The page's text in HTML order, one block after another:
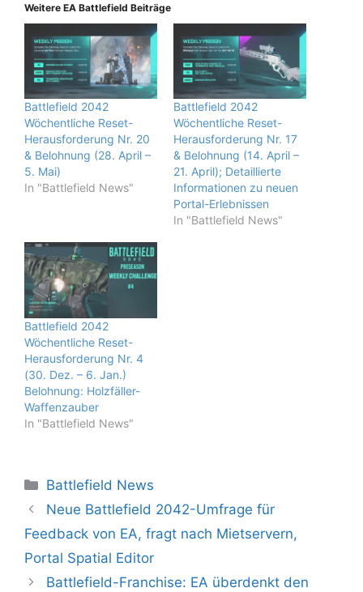
Weitere EA Battlefield Beiträge
Battlefield 2042
Wöchentliche Reset-
Herausforderung Nr. 20
& Belohnung (28. April –
5. Mai)
In "Battlefield News"
Battlefield 2042
Wöchentliche Reset-
Herausforderung Nr. 17
& Belohnung (14. April –
21. April); Detaillierte
Informationen zu neuen
Portal-Erlebnissen
In "Battlefield News"
Battlefield 2042
Wöchentliche Reset-
Herausforderung Nr. 4
(30. Dez. – 6. Jan.)
Belohnung: Holzfäller-
Waffenzauber
In "Battlefield News"
Kategorien
Battlefield News
Neue Battlefield 2042-Umfrage für
Feedback von EA, fragt nach Mietservern,
Portal Spatial Editor
Battlefield-Franchise: EA überdenkt den